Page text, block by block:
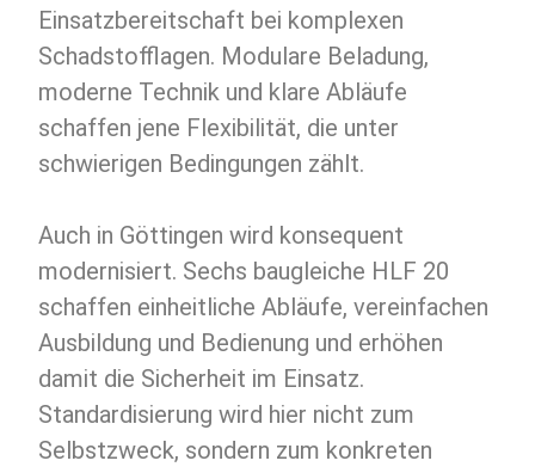
Einsatzbereitschaft bei komplexen
Schadstofflagen. Modulare Beladung,
moderne Technik und klare Abläufe
schaffen jene Flexibilität, die unter
schwierigen Bedingungen zählt.
Auch in Göttingen wird konsequent
modernisiert. Sechs baugleiche HLF 20
schaffen einheitliche Abläufe, vereinfachen
Ausbildung und Bedienung und erhöhen
damit die Sicherheit im Einsatz.
Standardisierung wird hier nicht zum
Selbstzweck, sondern zum konkreten